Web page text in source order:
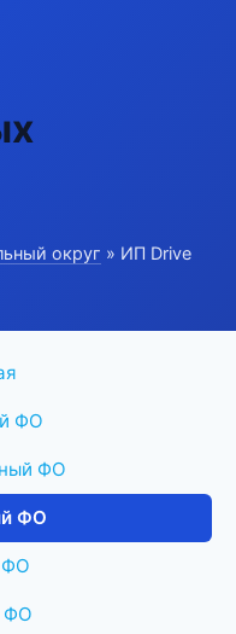
округ » ИП Drive
ФО
ФО
ФО
ФО
ФО